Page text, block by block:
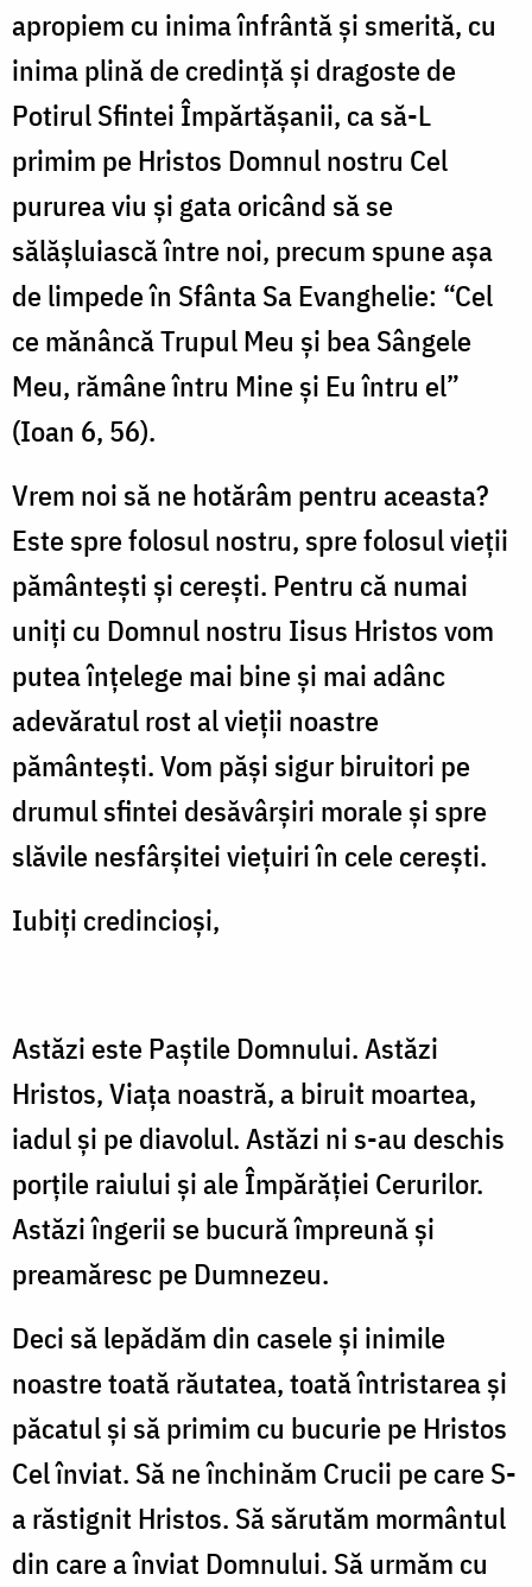
apropiem cu inima înfrântă și smerită, cu
inima plină de credință și dragoste de
Potirul Sfintei Împărtășanii, ca să-L
primim pe Hristos Domnul nostru Cel
pururea viu și gata oricând să se
sălășluiască între noi, precum spune așa
de limpede în Sfânta Sa Evanghelie: “Cel
ce mănâncă Trupul Meu și bea Sângele
Meu, rămâne întru Mine și Eu întru el”
(Ioan 6, 56).
Vrem noi să ne hotărâm pentru aceasta?
Este spre folosul nostru, spre folosul vieții
pământești și cerești. Pentru că numai
uniți cu Domnul nostru Iisus Hristos vom
putea înțelege mai bine și mai adânc
adevăratul rost al vieții noastre
pământești. Vom păși sigur biruitori pe
drumul sfintei desăvârșiri morale și spre
slăvile nesfârșitei viețuiri în cele cerești.
Iubiți credincioși,
Astăzi este Paștile Domnului. Astăzi
Hristos, Viața noastră, a biruit moartea,
iadul și pe diavolul. Astăzi ni s-au deschis
porțile raiului și ale Împărăției Cerurilor.
Astăzi îngerii se bucură împreună și
preamăresc pe Dumnezeu.
Deci să lepădăm din casele și inimile
noastre toată răutatea, toată întristarea și
păcatul și să primim cu bucurie pe Hristos
Cel înviat. Să ne închinăm Crucii pe care S-
a răstignit Hristos. Să sărutăm mormântul
din care a înviat Domnului. Să urmăm cu